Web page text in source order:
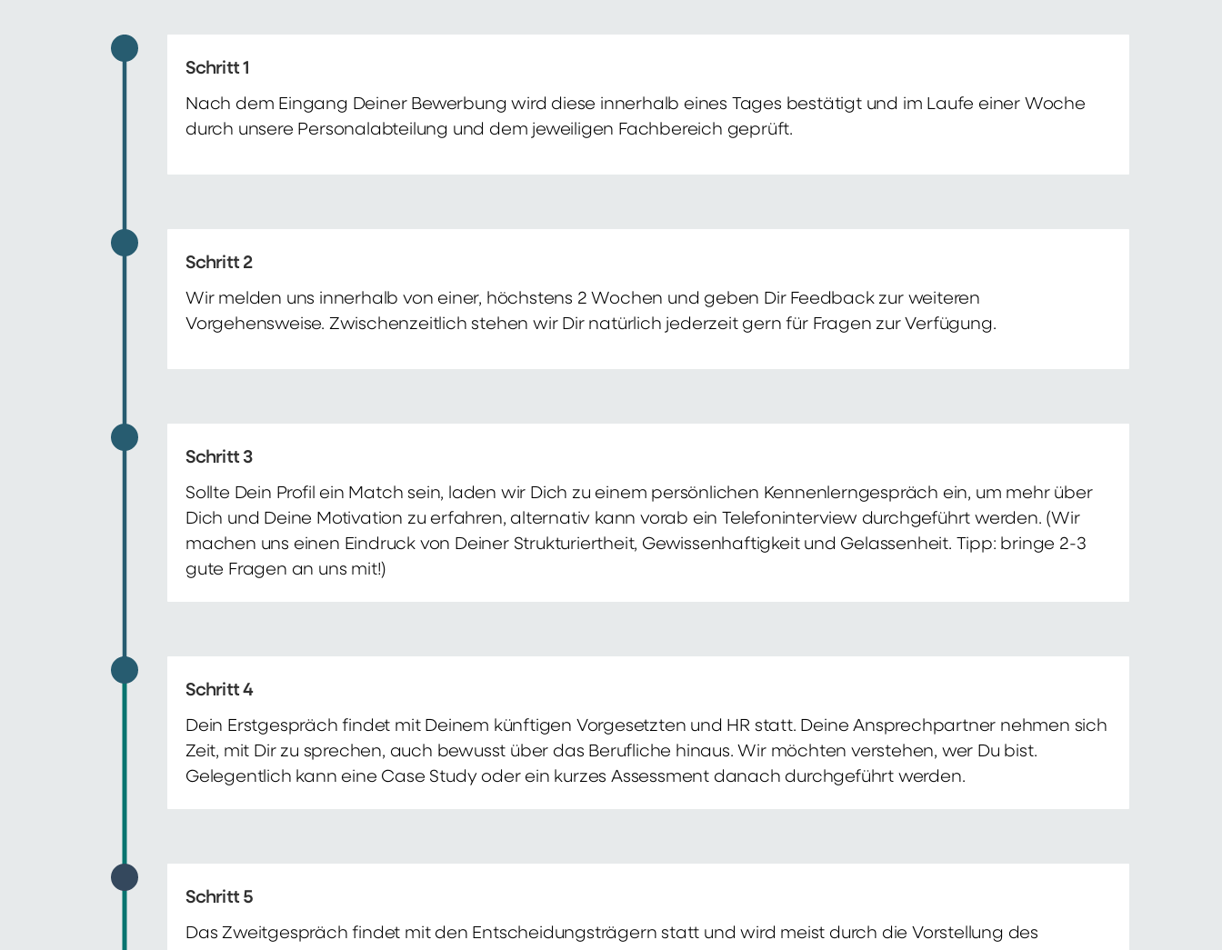
Schritt 1
Nach dem Eingang Deiner Bewerbung wird diese innerhalb eines Tages bestätigt und im Laufe einer Woche
durch unsere Personalabteilung und dem jeweiligen Fachbereich geprüft.
Schritt 2
Wir melden uns innerhalb von einer, höchstens 2 Wochen und geben Dir Feedback zur weiteren
Vorgehensweise. Zwischenzeitlich stehen wir Dir natürlich jederzeit gern für Fragen zur Verfügung.
Schritt 3
Sollte Dein Profil ein Match sein, laden wir Dich zu einem persönlichen Kennenlerngespräch ein, um mehr über
Dich und Deine Motivation zu erfahren, alternativ kann vorab ein Telefoninterview durchgeführt werden. (Wir
machen uns einen Eindruck von Deiner Strukturiertheit, Gewissenhaftigkeit und Gelassenheit. Tipp: bringe 2-3
gute Fragen an uns mit!)
Schritt 4
Dein Erstgespräch findet mit Deinem künftigen Vorgesetzten und HR statt. Deine Ansprechpartner nehmen sich
Zeit, mit Dir zu sprechen, auch bewusst über das Berufliche hinaus. Wir möchten verstehen, wer Du bist.
Gelegentlich kann eine Case Study oder ein kurzes Assessment danach durchgeführt werden.
Schritt 5
Das Zweitgespräch findet mit den Entscheidungsträgern statt und wird meist durch die Vorstellung des